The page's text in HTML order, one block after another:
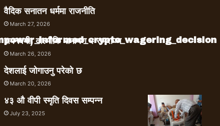
वैदिक सनातन धर्ममा राजनीति
March 27, 2026
रामनवमी, वाल्मीकि रामायण र रामराज्य
March 26, 2026
देशलाई जोगाउनु परेको छ
March 20, 2026
४३ औ वीपी स्मृति दिवस सम्पन्न
July 23, 2025